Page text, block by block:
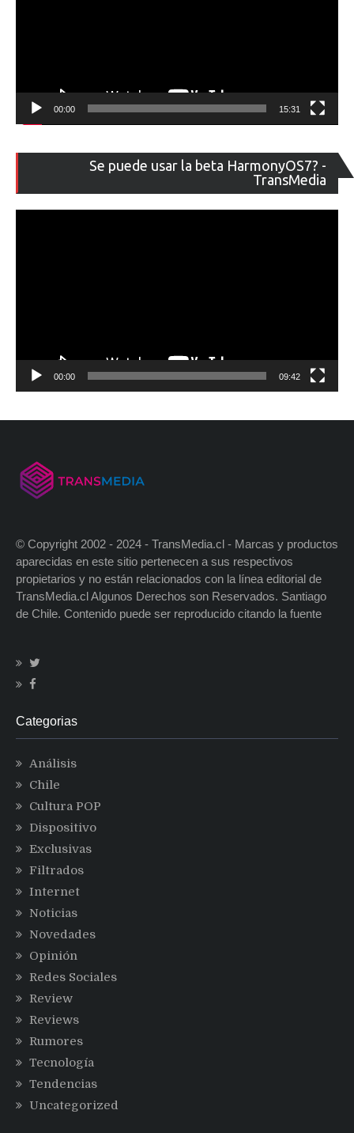
00:00 15:31
Se puede usar la beta HarmonyOS7? -
TransMedia
de
00:00 09:42
© Copyright 2002 - 2024 - TransMedia.cl - Marcas y productos
aparecidas en este sitio pertenecen a sus respectivos
propietarios y no están relacionados con la línea editorial de
TransMedia.cl Algunos Derechos son Reservados. Santiago
de Chile. Contenido puede ser reproducido citando la fuente
Categorias
Análisis
Chile
Cultura POP
Dispositivo
Exclusivas
Filtrados
Internet
Noticias
Novedades
Opinión
Redes Sociales
Review
Reviews
Rumores
Tecnología
Tendencias
Uncategorized